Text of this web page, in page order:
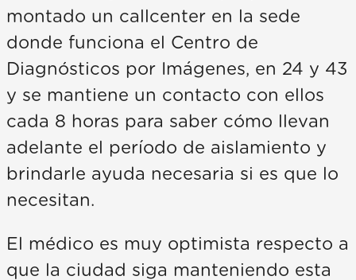
montado un callcenter en la sede
donde funciona el Centro de
Diagnósticos por Imágenes, en 24 y 43
y se mantiene un contacto con ellos
cada 8 horas para saber cómo llevan
adelante el período de aislamiento y
brindarle ayuda necesaria si es que lo
necesitan.
El médico es muy optimista respecto a
que la ciudad siga manteniendo esta